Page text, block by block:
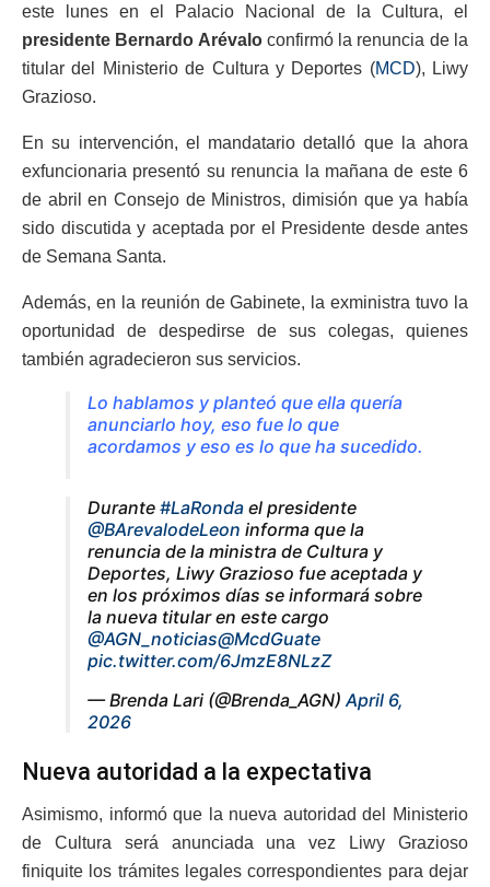
este lunes en el Palacio Nacional de la Cultura, el
presidente Bernardo Arévaloconfirmó la renuncia de la
titular del Ministerio de Cultura y Deportes (MCD), Liwy
Grazioso.
En su intervención, el mandatario detalló que la ahora
exfuncionaria presentó su renuncia la mañana de este 6
de abril en Consejo de Ministros, dimisión que ya había
sido discutida y aceptada por el Presidente desde antes
de Semana Santa.
Además, en la reunión de Gabinete, la exministra tuvo la
oportunidad de despedirse de sus colegas, quienes
también agradecieron sus servicios.
Lo hablamos y planteó que ella quería
anunciarlo hoy, eso fue lo que
acordamos y eso es lo que ha sucedido.
Durante #LaRonda el presidente
@BArevalodeLeon informa que la
renuncia de la ministra de Cultura y
Deportes, Liwy Grazioso fue aceptada y
en los próximos días se informará sobre
la nueva titular en este cargo
@AGN_noticias@McdGuate
pic.twitter.com/6JmzE8NLzZ
— Brenda Lari (@Brenda_AGN) April 6,
2026
Nueva autoridad a la expectativa
Asimismo, informó que la nueva autoridad del Ministerio
de Cultura será anunciada una vez Liwy Grazioso
finiquite los trámites legales correspondientes para dejar